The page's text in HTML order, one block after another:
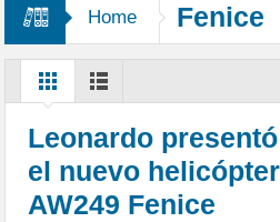
Home Fenice
Leonardo
el nuevo
AW249 Fenice